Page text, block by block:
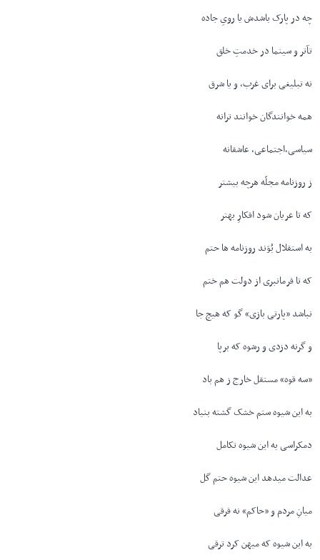
چه در پارک باشدش یا رویِ جاده
تآتر و سینما در خدمتِ خلق
نه تبلیغی برای غرب، و یا شرق
همه خوانندگان خوانند ترانه
سیاسی،اجتماعی، عاشقانه
ز روزنامه مجلّه هرچه بیشتر
که تا عریان شود افکارِ بهتر
به استقلال بُوَند روزنامه ها حتم
که تا فرمانبری از دولت هم ختم
نباشد «پارتی بازی» گو که هیچ جا
و گرنه دزدی و رشوه که برپا
«سه قوه» مستقل خارج ز هم باد
به این شیوه ستم خشک گشته بنیاد
دمکراسی به این شیوه تکامل
عدالت میدهد این شیوه حتم گل
میانِ مردم و «حاکم» نه فرقی
به این شیوه که میهن کرد ترقی